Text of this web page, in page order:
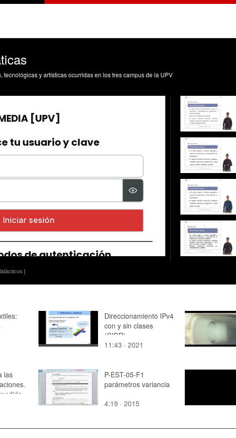
y artísticas ocurridas en los tres campus de la UPV
]
Direccionamiento IPv4
con y sin clases
(CIDR)
11:43 · 2021
las
P-EST-05-F1
parámetros variancia
4:19 · 2015